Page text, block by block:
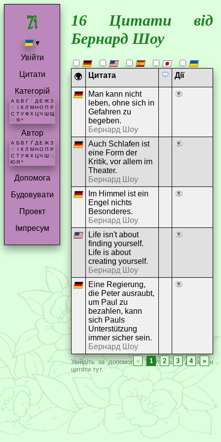
▾
Увійти
Цитати
Категорій
А Б В Г Ґ Д Е Ж З
И
І К Л М Н О П Р
С Т У Ф Х Ц Ч Ш Щ
Ю Я *
Автор
А Б В Г Ґ Д Е Ж З
И
К Л М Н О П Р
С Т У Ф Х Ц Ч Ш Щ
Ю Я *
Допомога
Будовувати
Проект
Імпресум
16 Цитати від
Бернард Шоу
🌍 Цитата Дії
Man kann nicht
leben, ohne sich in
Gefahren zu
begeben.
Бернард Шоу
Auch Schlafen ist
eine Form der
Kritik, vor allem im
Theater.
Бернард Шоу
Im Himmel ist ein
Engel nichts
Besonderes.
Бернард Шоу
Life isn't about
finding yourself.
Life is about
creating yourself.
Бернард Шоу
Eine Regierung,
die Peter ausraubt,
um Paul zu
bezahlen, kann
sich Pauls
Unterstützung
immer sicher sein.
Бернард Шоу
« 1 2 3 4 »
Увійдіть за допомогоюУвійти, щоб додавати
цитати тут.